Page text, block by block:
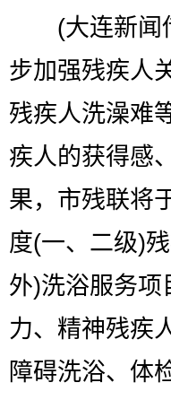
(大连新闻传
步加强残疾人
残疾人洗澡难
疾人的获得感
果，市残联将
度(一、二级)
外)洗浴服务项
力、精神残疾
障碍洗浴、体